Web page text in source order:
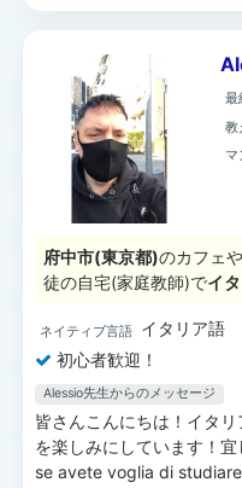
最
教
マ
府中市(東京都)のカフェ
徒の自宅(家庭教師)でイ
ネイティブ言語 イタリア語
初心者歓迎！
Alessio先生からのメッセージ
皆さんこんにちは！イタ
を楽しみにしています！
se avete voglia di studiare